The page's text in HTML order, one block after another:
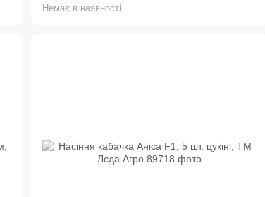
Немає в наявності